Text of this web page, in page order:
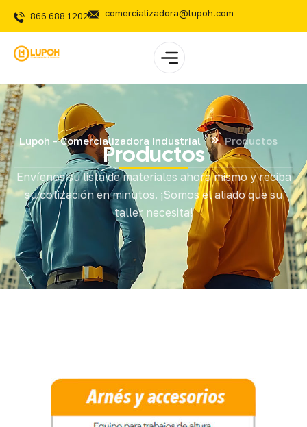
866 688 1202 comercializadora@lupoh.com
Lupoh - Comercializadora Industrial Productos
Productos
Envíenos su lista de materiales ahora mismo y reciba
su cotización en minutos. ¡Somos el aliado que su
taller necesita!